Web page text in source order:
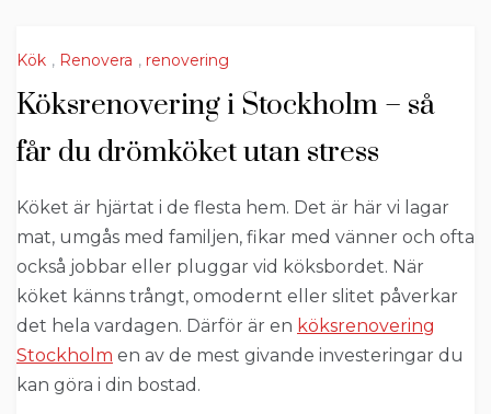
Kök , Renovera , renovering
Köksrenovering i Stockholm – så
får du drömköket utan stress
Köket är hjärtat i de flesta hem. Det är här vi lagar
mat, umgås med familjen, fikar med vänner och ofta
också jobbar eller pluggar vid köksbordet. När
köket känns trångt, omodernt eller slitet påverkar
det hela vardagen. Därför är en köksrenovering
Stockholm en av de mest givande investeringar du
kan göra i din bostad.